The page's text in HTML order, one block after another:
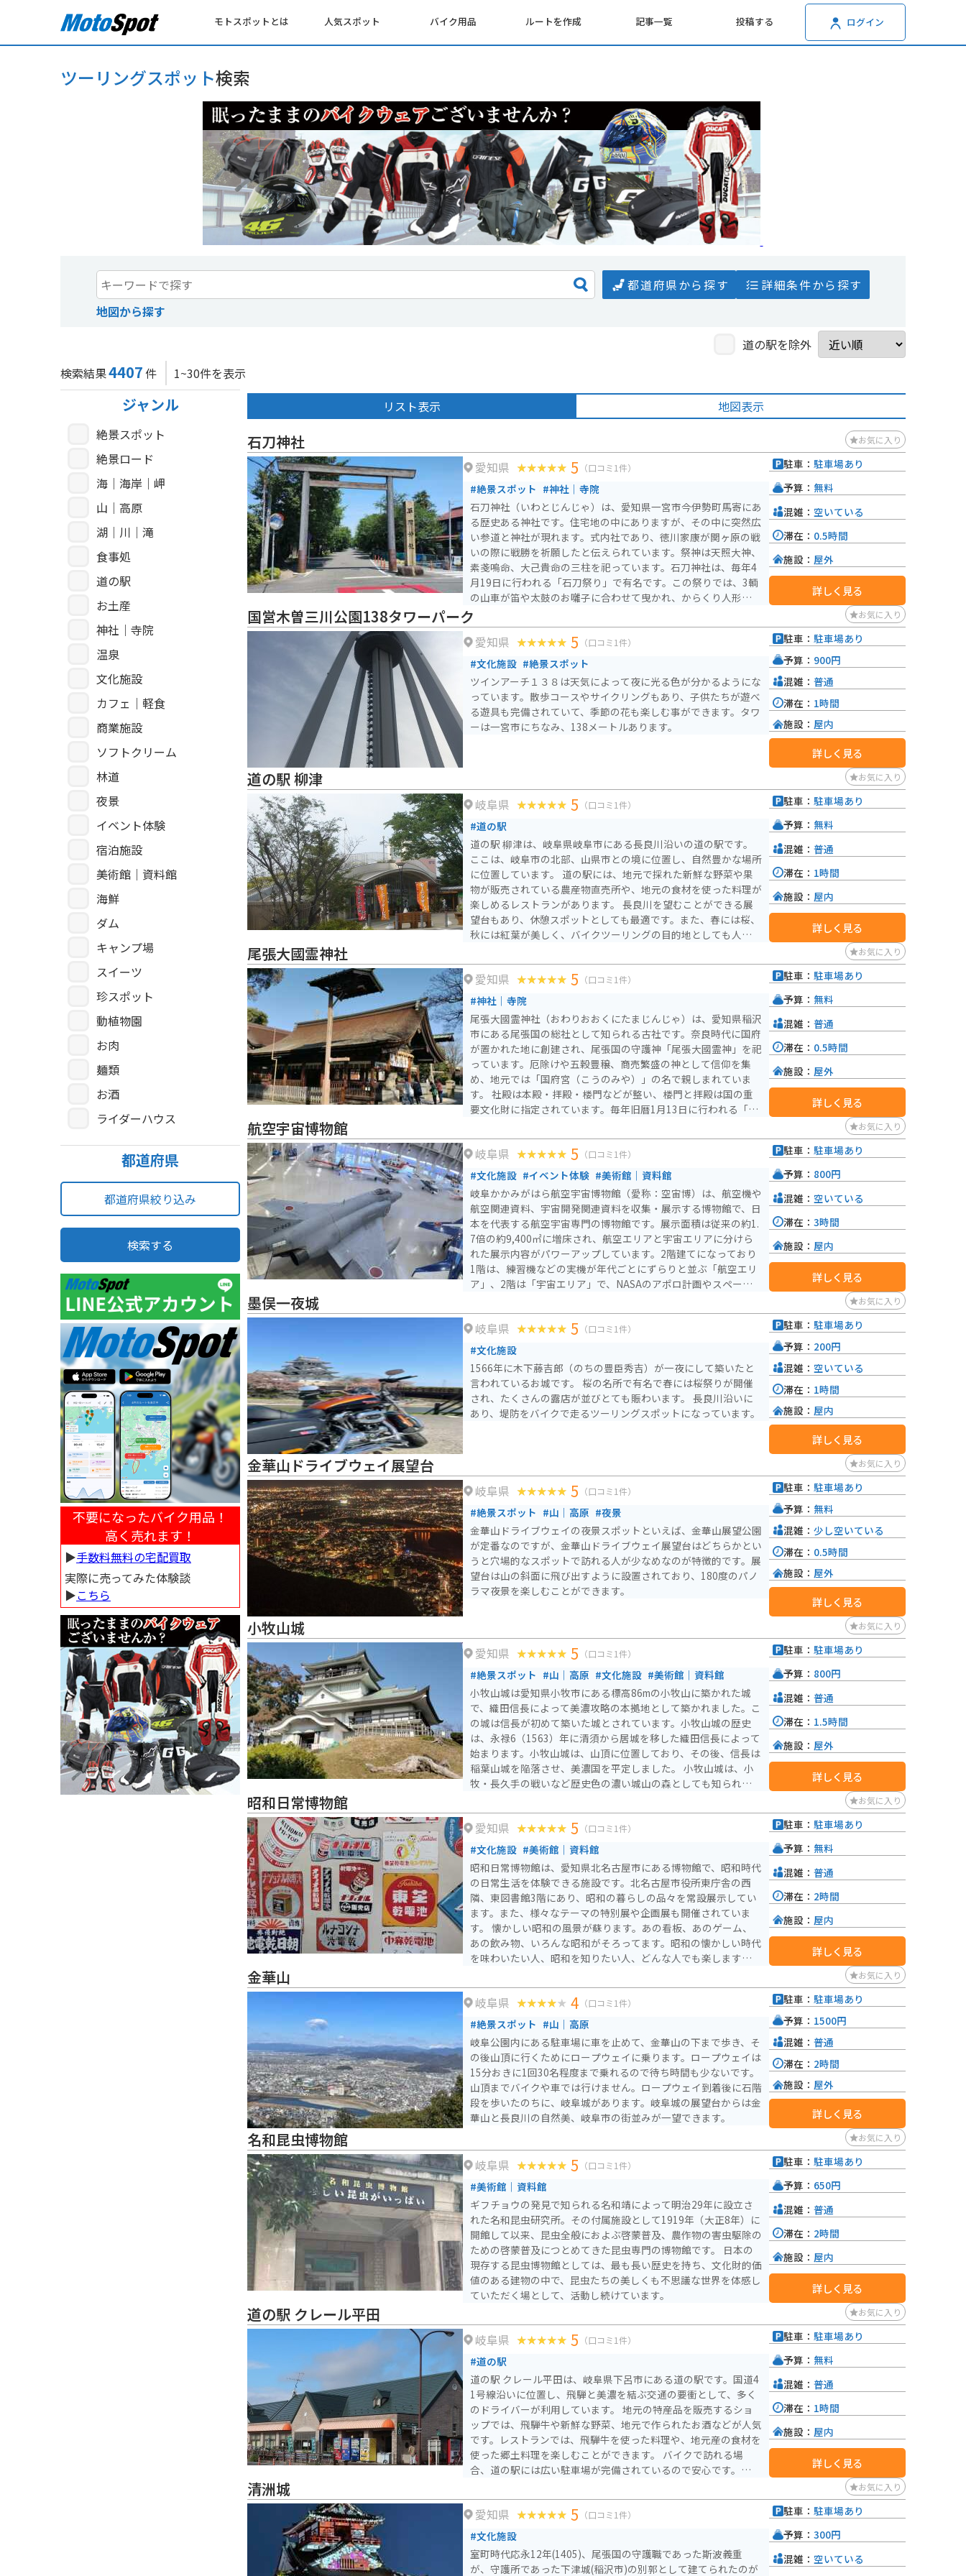
モトスポットとは 人気スポット バイク用品 ルートを作成 記事一覧 投稿する ログイン
ツーリングスポット検索
都道府県から探す
詳細条件から探す
地図から探す
道の駅を除外
検索結果4407件 1~30件を表示
ジャンル
絶景スポット
絶景ロード
海｜海岸｜岬
山｜高原
湖｜川｜滝
食事処
道の駅
お土産
神社｜寺院
温泉
文化施設
カフェ｜軽食
商業施設
ソフトクリーム
林道
夜景
イベント体験
宿泊施設
美術館｜資料館
海鮮
ダム
キャンプ場
スイーツ
珍スポット
動植物園
お肉
麺類
お酒
ライダーハウス
都道府県
都道府県絞り込み
検索する
不要になったバイク用品！
高く売れます！
▶︎手数料無料の宅配買取
実際に売ってみた体験談
▶︎こちら
リスト表示 地図表示
石刀神社 お気に入り
愛知県 5 （口コミ1件）
#絶景スポット #神社｜寺院
石刀神社（いわとじんじゃ）は、愛知県一宮市今伊勢町馬寄にあ
る歴史ある神社です。住宅地の中にありますが、その中に突然広
い参道と神社が現れます。式内社であり、徳川家康が関ヶ原の戦
いの際に戦勝を祈願したと伝えられています。祭神は天照大神、
素戔嗚命、大己貴命の三柱を祀っています。石刀神社は、毎年4
月19日に行われる「石刀祭り」で有名です。この祭りでは、3輌
の山車が笛や太鼓のお囃子に合わせて曳かれ、からくり人形が披
露されます。また、祭りの中心となる「頭人（とうにん）」とい
う伝統的な役割もあり、地域の人々にとって重要な行事です。
駐車： 駐車場あり
予算： 無料
混雑： 空いている
滞在： 0.5時間
施設： 屋外
詳しく見る
国営木曽三川公園138タワーパーク お気に入り
愛知県 5 （口コミ1件）
#文化施設 #絶景スポット
ツインアーチ１３８は天気によって夜に光る色が分かるようにな
っています。散歩コースやサイクリングもあり、子供たちが遊べ
る遊具も完備されていて、季節の花も楽しむ事ができます。タワ
ーは一宮市にちなみ、138メートルあります。
駐車： 駐車場あり
予算： 900円
混雑： 普通
滞在： 1時間
施設： 屋内
詳しく見る
道の駅 柳津 お気に入り
岐阜県 5 （口コミ1件）
#道の駅
道の駅 柳津は、岐阜県岐阜市にある長良川沿いの道の駅です。
ここは、岐阜市の北部、山県市との境に位置し、自然豊かな場所
に位置しています。 道の駅には、地元で採れた新鮮な野菜や果
物が販売されている農産物直売所や、地元の食材を使った料理が
楽しめるレストランがあります。 長良川を望むことができる展
望台もあり、休憩スポットとしても最適です。また、春には桜、
秋には紅葉が美しく、バイクツーリングの目的地としても人気が
す。 バイクで訪れる場合、道の駅には広い駐車場が完備されて
いるので安心です。長良川沿いを走る国道156号線は、景色が良
く、ツーリングに最適なルートです。
駐車： 駐車場あり
予算： 無料
混雑： 普通
滞在： 1時間
施設： 屋内
詳しく見る
尾張大國霊神社 お気に入り
愛知県 5 （口コミ1件）
#神社｜寺院
尾張大國霊神社（おわりおおくにたまじんじゃ）は、愛知県稲沢
市にある尾張国の総社として知られる古社です。奈良時代に国府
が置かれた地に創建され、尾張国の守護神「尾張大國霊神」を祀
っています。厄除けや五穀豊穣、商売繁盛の神として信仰を集
め、地元では「国府宮（こうのみや）」の名で親しまれていま
す。 社殿は本殿・拝殿・楼門などが整い、楼門と拝殿は国の重
要文化財に指定されています。毎年旧暦1月13日に行われる「国
で、多くの参拝客が訪れます。
駐車： 駐車場あり
予算： 無料
混雑： 普通
滞在： 0.5時間
施設： 屋外
詳しく見る
航空宇宙博物館 お気に入り
岐阜県 5 （口コミ1件）
#文化施設 #イベント体験 #美術館｜資料館
岐阜かかみがはら航空宇宙博物館（愛称：空宙博）は、航空機や
航空関連資料、宇宙開発関連資料を収集・展示する博物館で、日
本を代表する航空宇宙専門の博物館です。展示面積は従来の約1.
7倍の約9,400㎡に増床され、航空エリアと宇宙エリアに分けら
れた展示内容がパワーアップしています。2階建てになっており
1階は、練習機などの実機が年代ごとにずらりと並ぶ「航空エリ
ア」、2階は「宇宙エリア」で、NASAのアポロ計画やスペース
展示物があります。 各務原で生産された世界に唯一現存する
「飛燕」を含む日本一の実機展示数を誇り、人気の航空機シミュ
レーターやハンズオン展示が公開されています。複葉機から国際
宇宙ステーション（ISS）まで航空宇宙の歴史をたどりながら、
産業技術を体験的に学べます。学習プログラムやツアーも定期的
に開催され、カフェやショップも充実しており、オリジナルグル
メや特別なグッズもあります。 駐車場は大きいので駐車には困
りません。入館料は大人は800円です。
駐車： 駐車場あり
予算： 800円
混雑： 空いている
滞在： 3時間
施設： 屋内
詳しく見る
墨俣一夜城 お気に入り
岐阜県 5 （口コミ1件）
#文化施設
1566年に木下藤吉郎（のちの豊臣秀吉）が一夜にして築いたと
言われているお城です。 桜の名所で有名で春には桜祭りが開催
され、たくさんの露店が並びとても賑わいます。 長良川沿いに
あり、堤防をバイクで走るツーリングスポットになっています。
駐車： 駐車場あり
予算： 200円
混雑： 空いている
滞在： 1時間
施設： 屋内
詳しく見る
金華山ドライブウェイ展望台 お気に入り
岐阜県 5 （口コミ1件）
#絶景スポット #山｜高原 #夜景
金華山ドライブウェイの夜景スポットといえば、金華山展望公園
が定番なのですが、金華山ドライブウェイ展望台はどちらかとい
うと穴場的なスポットで訪れる人が少なめなのが特徴的です。展
望台は山の斜面に飛び出すように設置されており、180度のパノ
ラマ夜景を楽しむことができます。
駐車： 駐車場あり
予算： 無料
混雑： 少し空いている
滞在： 0.5時間
施設： 屋外
詳しく見る
小牧山城 お気に入り
愛知県 5 （口コミ1件）
#絶景スポット #山｜高原 #文化施設 #美術館｜資料館
小牧山城は愛知県小牧市にある標高86mの小牧山に築かれた城
で、織田信長によって美濃攻略の本拠地として築かれました。こ
の城は信長が初めて築いた城とされています。小牧山城の歴史
は、永禄6（1563）年に清須から居城を移した織田信長によって
始まります。小牧山城は、山頂に位置しており、その後、信長は
稲葉山城を陥落させ、美濃国を平定しました。 小牧山城は、小
牧・長久手の戦いなど歴史色の濃い城山の森としても知られてお
の桜が咲き誇ります。現在、小牧山は山全体が公園として整備さ
れており、歴史を感じることができるとともに、自然を楽しむこ
とができるスポットとなっています。 山頂の小牧山歴史館や山
麓の小牧山城史跡情報館「れきしるこまき」では、小牧山の歴史
や石垣などの遺構、自然などを学ぶことができます。緑豊かな史
跡内を散策しながら、石垣や土塁などの遺構を見ることができま
す。
駐車： 駐車場あり
予算： 800円
混雑： 普通
滞在： 1.5時間
施設： 屋外
詳しく見る
昭和日常博物館 お気に入り
愛知県 5 （口コミ1件）
#文化施設 #美術館｜資料館
昭和日常博物館は、愛知県北名古屋市にある博物館で、昭和時代
の日常生活を体験できる施設です。北名古屋市役所東庁舎の西
隣、東図書館3階にあり、昭和の暮らしの品々を常設展示してい
ます。また、様々なテーマの特別展や企画展も開催されていま
す。 懐かしい昭和の風景が蘇ります。あの看板、あのゲーム、
あの飲み物、いろんな昭和がそろってます。昭和の懐かしい時代
を味わいたい人、昭和を知りたい人、どんな人でも楽します。駐
駐車： 駐車場あり
予算： 無料
混雑： 普通
滞在： 2時間
施設： 屋内
詳しく見る
金華山 お気に入り
岐阜県 4 （口コミ1件）
#絶景スポット #山｜高原
岐阜公園内にある駐車場に車を止めて、金華山の下まで歩き、そ
の後山頂に行くためにロープウェイに乗ります。ロープウェイは
15分おきに1回30名程度まで乗れるので待ち時間も少ないです。
山頂までバイクや車では行けません。ロープウェイ到着後に石階
段を歩いたのちに、岐阜城があります。岐阜城の展望台からは金
華山と長良川の自然美、岐阜市の街並みが一望できます。
駐車： 駐車場あり
予算： 1500円
混雑： 普通
滞在： 2時間
施設： 屋外
詳しく見る
名和昆虫博物館 お気に入り
岐阜県 5 （口コミ1件）
#美術館｜資料館
ギフチョウの発見で知られる名和靖によって明治29年に設立さ
れた名和昆虫研究所。その付属施設として1919年（大正8年）に
開館して以来、昆虫全般におよぶ啓蒙普及、農作物の害虫駆除の
ための啓蒙普及につとめてきた昆虫専門の博物館です。 日本の
現存する昆虫博物館としては、最も長い歴史を持ち、文化財的価
値のある建物の中で、昆虫たちの美しくも不思議な世界を体感し
ていただく場として、活動し続けています。
駐車： 駐車場あり
予算： 650円
混雑： 普通
滞在： 2時間
施設： 屋内
詳しく見る
道の駅 クレール平田 お気に入り
岐阜県 5 （口コミ1件）
#道の駅
道の駅 クレール平田は、岐阜県下呂市にある道の駅です。国道4
1号線沿いに位置し、飛騨と美濃を結ぶ交通の要衝として、多く
のドライバーが利用しています。 地元の特産品を販売するショ
ップでは、飛騨牛や新鮮な野菜、地元で作られたお酒などが人気
です。レストランでは、飛騨牛を使った料理や、地元産の食材を
使った郷土料理を楽しむことができます。 バイクで訪れる場
合、道の駅には広い駐車場が完備されているので安心です。ま
も最適です。 周辺には、下呂温泉や馬瀬川温泉などの温泉地が
あり、観光の拠点としても便利です。また、春には桜、秋には紅
葉の名所としても知られており、四季折々の自然を楽しむことが
できます。
駐車： 駐車場あり
予算： 無料
混雑： 普通
滞在： 1時間
施設： 屋内
詳しく見る
清洲城 お気に入り
愛知県 5 （口コミ1件）
#文化施設
室町時代応永12年(1405)、尾張国の守護職であった斯波義重
が、守護所であった下津城(稲沢市)の別郭として建てられたのが
駐車： 駐車場あり
予算： 300円
混雑： 空いている